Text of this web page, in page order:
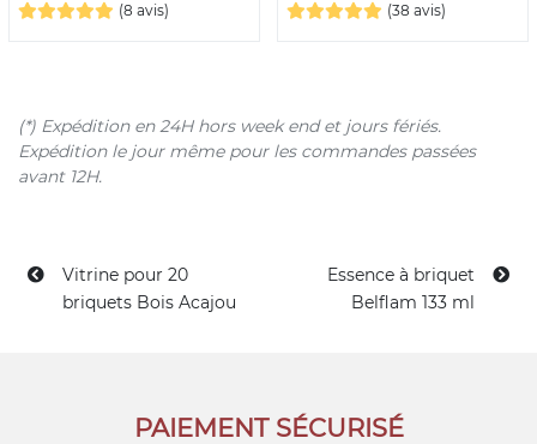
(8 avis)
(38 avis)
(*) Expédition en 24H hors week end et jours fériés.
Expédition le jour même pour les commandes passées
avant 12H.
Vitrine pour 20
briquets Bois Acajou
Essence à briquet
Belflam 133 ml
PAIEMENT SÉCURISÉ